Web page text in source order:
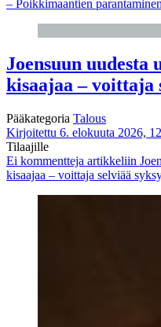
– Poikkimaantien
Joensuun uudesta
kisaajaa – voittaja
Pääkategoria Talous
Kirjoitettu 6. elokuuta 2026,
Tilaajille
Ei kommentteja artikkeliin
kisaajaa – voittaja selviää